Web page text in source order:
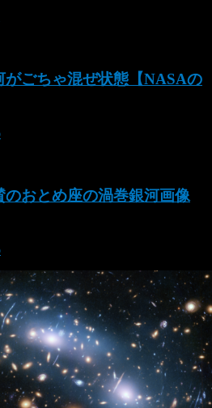
がごちゃ混ぜ状態【NASAの
のおとめ座の渦巻銀河画像